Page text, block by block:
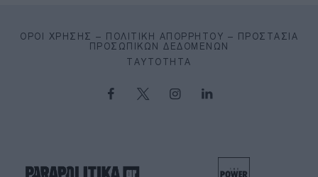
ΌΡΟΙ ΧΡΉΣΗΣ – ΠΟΛΙΤΙΚΉ ΑΠΟΡΡΉΤΟΥ – ΠΡΟΣΤΑΣΊΑ
ΠΡΟΣΩΠΙΚΏΝ ΔΕΔΟΜΈΝΩΝ
ΤΑΥΤΌΤΗΤΑ